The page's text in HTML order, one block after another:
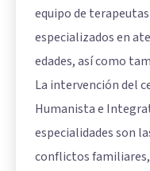
equipo de
especializados en
edades, así como
La intervención del
Humanista e
especialidades son
conflictos